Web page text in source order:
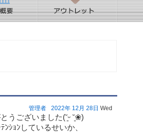
2022年 12月 28日 Wed
管理者
うございました(˘͈ᵕ ˘͈❀)
ｼｮﾝしているせいか、